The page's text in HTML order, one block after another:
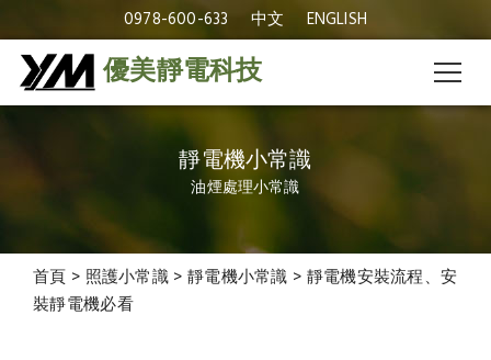
0978-600-633 中文 ENGLISH
優美靜電科技
靜電機小常識
油煙處理小常識
首頁 > 照護小常識 > 靜電機小常識 > 靜電機安裝流程、安
裝靜電機必看